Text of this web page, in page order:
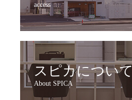
access
スピカについて
About SPICA